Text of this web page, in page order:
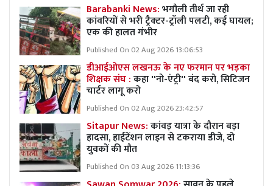
Barabanki News:भगौली तीर्थ जा रही
कांवरियों से भरी ट्रैक्टर-ट्रॉली पलटी, कई घायल;
एक की हालत गंभीर
Published On 02 Aug 2026 13:06:53
डीआईओएस लखनऊ के नए फरमान पर भड़का
शिक्षक संघ :कहा ''नो-एंट्री'' बंद करो, सिटिजन
चार्टर लागू करो
Published On 02 Aug 2026 23:42:57
Sitapur News:कांवड़ यात्रा के दौरान बड़ा
हादसा, हाईटेंशन लाइन से टकराया डीजे, दो
युवकों की मौत
Published On 03 Aug 2026 11:13:36